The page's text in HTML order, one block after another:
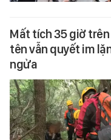
Mất tích 35 giờ
tên vẫn quyết im
ngửa